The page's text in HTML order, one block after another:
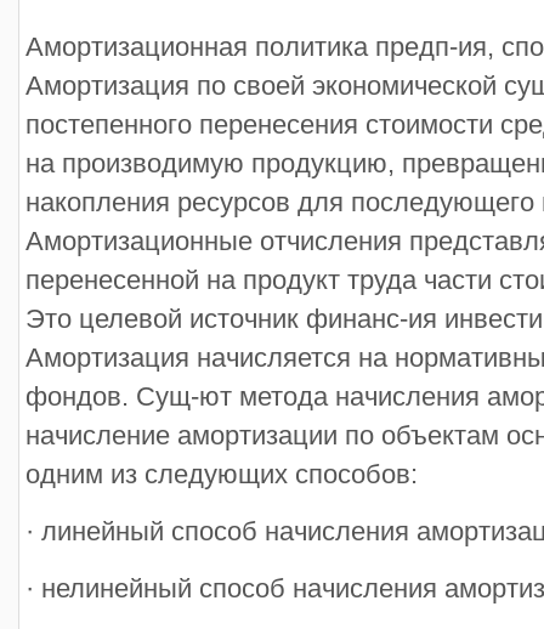
Амортизационная политика предп-ия,
Амортизация по своей экономической
постепенного перенесения стоимости
на производимую продукцию,
накопления ресурсов для
Амортизационные отчисления
перенесенной на продукт труда части
Это целевой источник финанс-ия
Амортизация начисляется на
фондов. Сущ-ют метода начисления
начисление амортизации по объектам
одним из следующих способов:
· линейный способ начисления
· нелинейный способ начисления